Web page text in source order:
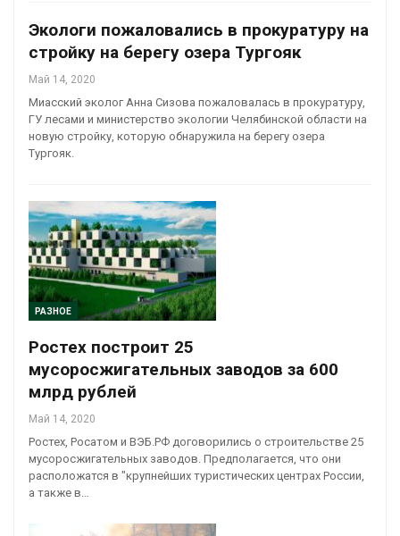
Экологи пожаловались в прокуратуру на
стройку на берегу озера Тургояк
Май 14, 2020
Миасский эколог Анна Сизова пожаловалась в прокуратуру,
ГУ лесами и министерство экологии Челябинской области на
новую стройку, которую обнаружила на берегу озера
Тургояк.
РАЗНОЕ
Ростех построит 25
мусоросжигательных заводов за 600
млрд рублей
Май 14, 2020
Ростех, Росатом и ВЭБ.РФ договорились о строительстве 25
мусоросжигательных заводов. Предполагается, что они
расположатся в "крупнейших туристических центрах России,
а также в…